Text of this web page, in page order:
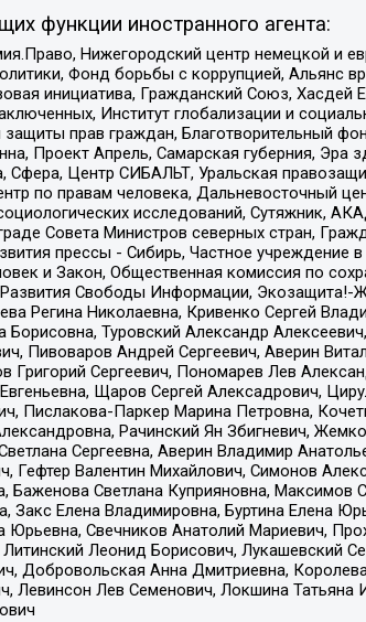
функции иностранного агента:
Нижегородский центр немецкой и
Фонд борьбы с коррупцией,
инициатива, Гражданский Союз,
Институт глобализации и
прав граждан, Благотворительный
Проект Апрель, Самарская губерния,
Центр СИБАЛЬТ, Уральская
по правам человека, Дальневосточный
исследований, Сутяжник,
Совета Министров северных стран,
прессы - Сибирь, Частное учреждение
и Закон, Общественная комиссия по
Развития Свободы Информации,
Регина Николаевна, Кривенко Сергей
Туровский Александр
Пивоваров Андрей Сергеевич, Аверин
Сергеевич, Пономарев Лев
Щаров Сергей Алексадрович,
Пислакова-Паркер Марина Петровна,
Рачинский Ян Збигневич,
Сергеевна, Аверин Владимир
Валентин Михайлович, Симонов
Баженова Светлана Куприяновна, Максимов
Закс Елена Владимировна, Буртина Елена
Юрьевна, Свечников Анатолий Мариевич,
Леонид Борисович, Лукашевский
Добровольская Анна Дмитриевна,
Левинсон Лев Семенович, Локшина